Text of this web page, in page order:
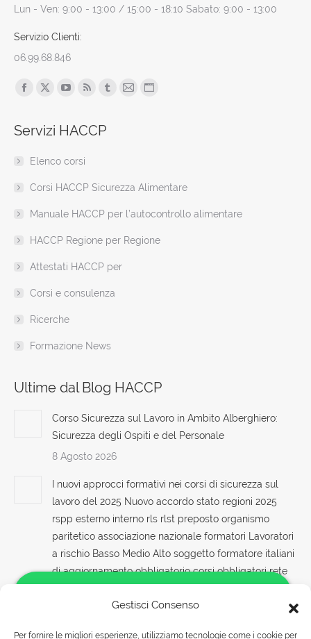
Gestisci Consenso
Per fornire le migliori esperienze, utilizziamo tecnologie come i cookie per
Lun - Ven: 9:00 - 13:00 / 15:00 - 18:10 Sabato: 9:00 - 13:00
Servizio Clienti:
06.99.68.846
Find us on:
Facebook
opens
new
window
X
opens
new
window
opens
new
window
opens
window
Tumblr
window
Mail
window
Sito
new
Servizi HACCP
Elenco corsi
Corsi HACCP Sicurezza Alimentare
Manuale HACCP per l’autocontrollo alimentare
HACCP Regione per Regione
Attestati HACCP per
Corsi e consulenza
Ricerche
Formazione News
Ultime dal Blog HACCP
Corso Sicurezza sul Lavoro in Ambito Alberghiero:
Sicurezza degli Ospiti e del Personale
8 Agosto 2026
I nuovi approcci formativi nei corsi di sicurezza sul
lavoro del 2025 Nuovo accordo stato regioni 2025
rspp esterno interno rls rlst preposto organismo
paritetico associazione nazionale formatori Lavoratori
a rischio Basso Medio Alto soggetto formatore italiani
di aggiornamento obbligatorio corsi obbligatori rete
agricolatura tabella corsi tutti con nuovo Accordo